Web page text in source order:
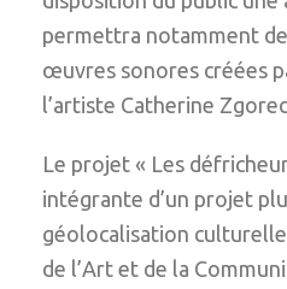
permettra notamment
œuvres sonores créées
l’artiste Catherine
Le projet « Les
intégrante d’un projet
géolocalisation
de l’Art et de la